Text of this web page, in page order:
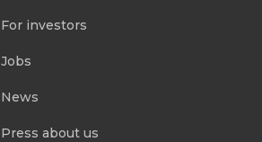
For investors
Jobs
News
Press about us